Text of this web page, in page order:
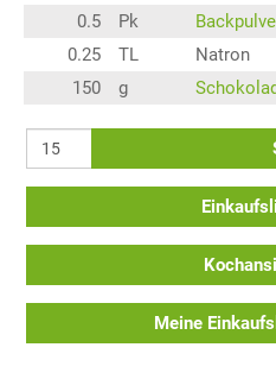
0.5
Pk
0.25
TL
Natron
150
g
Meine